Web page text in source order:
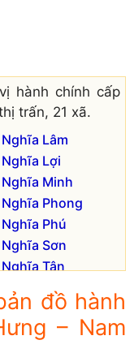
hành chính cấp
trấn, 21 xã.
Lâm
Lợi
Minh
Phong
Phú
Sơn
Tân
Nghĩa Thái
Thành
Nghĩa Thịnh
đồ hành
– Nam